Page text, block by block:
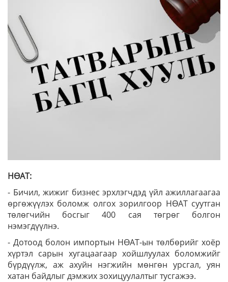
НӨАТ:
- Бичил, жижиг бизнес эрхлэгчдэд үйл ажиллагаагаа
өргөжүүлэх боломж олгох зорилгоор НӨАТ суутган
төлөгчийн босгыг 400 сая төгрөг болгон
нэмэгдүүлнэ.
- Дотоод болон импортын НӨАТ-ын төлбөрийг хоёр
хүртэл сарын хугацаагаар хойшлуулах боломжийг
бүрдүүлж, аж ахуйн нэгжийн мөнгөн урсгал, уян
хатан байдлыг дэмжих зохицуулалтыг тусгажээ.